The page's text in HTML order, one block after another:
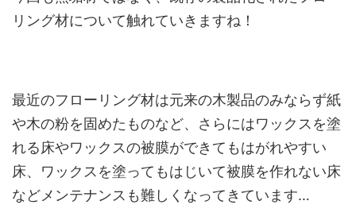
リング材について触れていきますね！
最近のフローリング材は元来の木製品のみならず紙
や木の粉を固めたものなど、さらにはワックスを塗
れる床やワックスの被膜ができてもはがれやすい
床、ワックスを塗ってもはじいて被膜を作れない床
などメンテナンスも難しくなってきています…